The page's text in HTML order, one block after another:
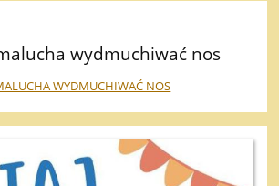
wydmuchiwać nos
WYDMUCHIWAĆ NOS